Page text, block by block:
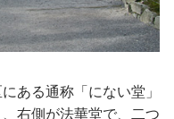
ある通称「にない堂」
右側が法華堂で、二つ